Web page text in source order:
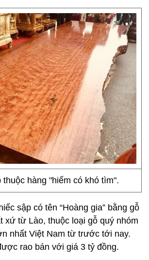
thuộc hàng "hiếm có khó tìm".
sập có tên “Hoàng gia” bằng gỗ
xứ từ Lào, thuộc loại gỗ quý nhóm
nhất Việt Nam từ trước tới nay.
rao bán với giá 3 tỷ đồng.